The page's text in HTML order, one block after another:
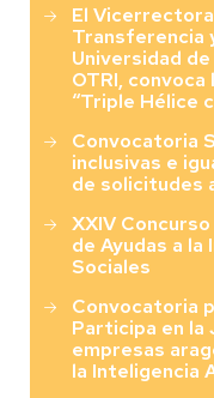
El
Transferencia
Universidad
OTRI,
“Triple Hélice
Convocatoria
inclusivas e
de solicitudes
XXIV
de Ayudas a
Sociales
Convocatoria
Participa en la
empresas
la Inteligencia